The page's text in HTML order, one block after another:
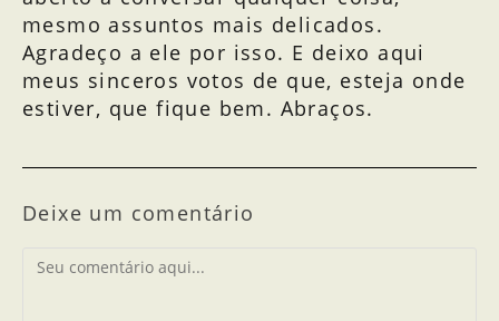
mesmo assuntos mais delicados.
Agradeço a ele por isso. E deixo aqui
meus sinceros votos de que, esteja onde
estiver, que fique bem. Abraços.
Deixe um comentário